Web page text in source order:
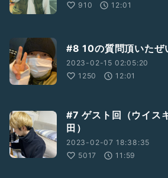
910
12:01
#8 10の質問頂いたぜ
2023-02-15 02:05:20
1250
12:01
#7 ゲスト回（ウイス
田）
2023-02-07 18:38:35
5017
11:59